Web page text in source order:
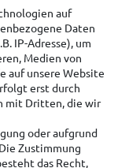
auf
Daten
IP-Adresse), um
Medien von
auf unsere Website
erst durch
mit Dritten, die wir
oder aufgrund
Zustimmung
das Recht,